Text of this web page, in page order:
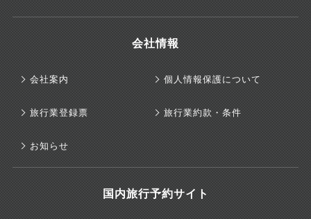
会社情報
会社案内 個人情報保護について
旅行業登録票 旅行業約款・条件
お知らせ
国内旅行予約サイト